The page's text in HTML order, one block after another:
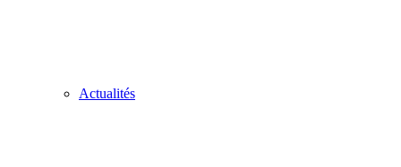
Actualités